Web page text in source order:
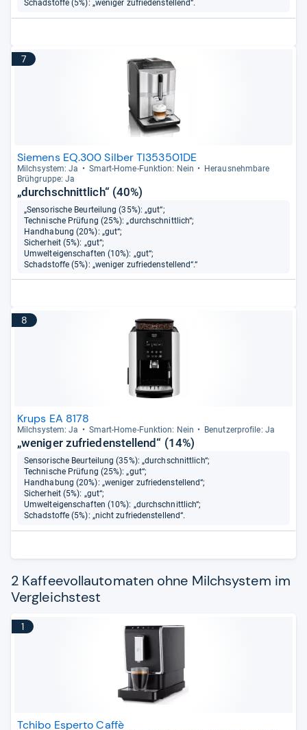
Schadstoffe (5%): „weniger zufriedenstellend“.
7
Siemens EQ.300 Silber TI353501DE
Milch­sys­tem: Ja Smart-​Home-​Funk­tion: Nein
Her­aus­nehm­bare
Brüh­gruppe: Ja
„durchschnittlich“ (40%)
„Sensorische Beurteilung (35%): „gut“;
Technische Prüfung (25%): „durchschnittlich“;
Handhabung (20%): „gut“;
Sicherheit (5%): „gut“;
Umwelteigenschaften (10%): „gut“;
Schadstoffe (5%): „weniger zufriedenstellend“.“
8
Krups EA 8178
Milch­sys­tem: Ja Smart-​Home-​Funk­tion: Nein Benut­zer­pro­file: Ja
„weniger zufriedenstellend“ (14%)
Sensorische Beurteilung (35%): „durchschnittlich“;
Technische Prüfung (25%): „gut“;
Handhabung (20%): „weniger zufriedenstellend“;
Sicherheit (5%): „gut“;
Umwelteigenschaften (10%): „durchschnittlich“;
Schadstoffe (5%): „nicht zufriedenstellend“.
2 Kaffeevollautomaten ohne Milchsystem im
Vergleichstest
1
Tchibo Esperto Caffè